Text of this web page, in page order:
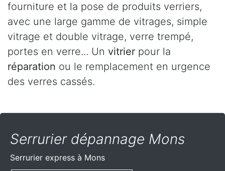
fourniture et la pose de produits verriers,
avec une large gamme de vitrages, simple
vitrage et double vitrage, verre trempé,
portes en verre... Un vitrier pour la
réparation ou le remplacement en urgence
des verres cassés.
Serrurier dépannage Mons
Serrurier express à Mons